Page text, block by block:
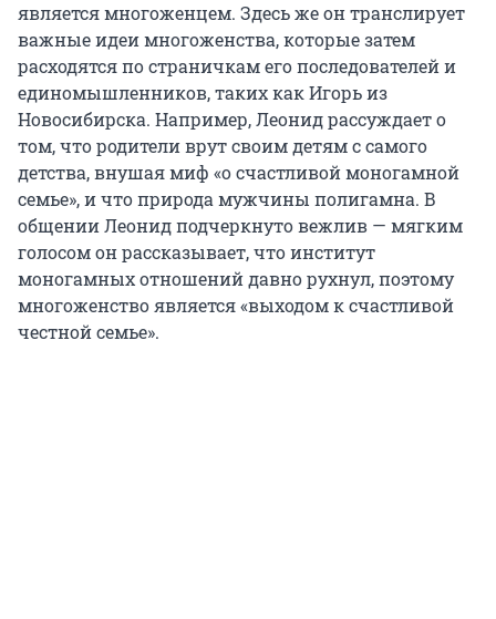
является многоженцем. Здесь же он транслирует
важные идеи многоженства, которые затем
расходятся по страничкам его последователей и
единомышленников, таких как Игорь из
Новосибирска. Например, Леонид рассуждает о
том, что родители врут своим детям с самого
детства, внушая миф «о счастливой моногамной
семье», и что природа мужчины полигамна. В
общении Леонид подчеркнуто вежлив — мягким
голосом он рассказывает, что институт
моногамных отношений давно рухнул, поэтому
многоженство является «выходом к счастливой
честной семье».